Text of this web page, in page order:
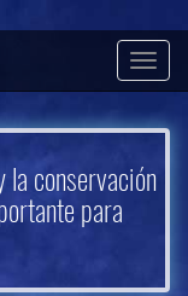
la conservación
para